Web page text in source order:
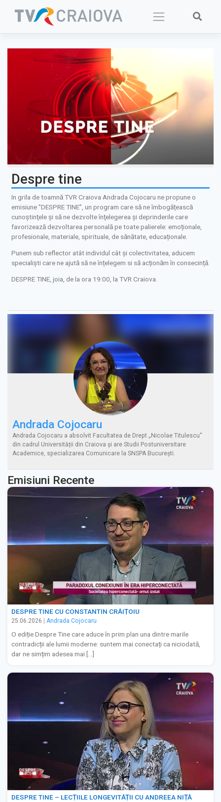
Despre tine
In grila de toamnă TVR Craiova Andrada Cojocaru ne propune o
emisiune ”DESPRE TINE”, un program care să ne îmbogățească
cunoştinţele şi să ne dezvolte înţelegerea şi deprinderile care
favorizează dezvoltarea personală pe toate palierele: emoționale,
profesionale, materiale, spirituale, de sănătate, educaționale.
Punem sub reflector atât individul cât și colectivitatea, aducem
specialiști care ne ajută să ne înțelegem si să acționăm în consecință.
DESPRE TINE, joia, de la ora 19:00, la TVR Craiova.
Andrada Cojocaru
Andrada Cojocaru a absolvit Facultatea de Drept „Nicolae Titulescu”
din cadrul Universității din Craiova și are Studii Postuniversitare
Academice, specializarea Comunicare la SNSPA București.
Emisiuni Recente
DESPRE TINE CU CONSTANTIN CRĂIȚOIU
25.06.2026 | Andrada Cojocaru
O ediție Despre Tine care aduce în prim plan una dintre marile
contradicții ale lumii moderne: suntem mai conectați ca niciodată,
dar ne simțim adesea mai […]
DESPRE TINE – LECȚIILE LONGEVITĂȚII CU ANDREEA NIȚĂ